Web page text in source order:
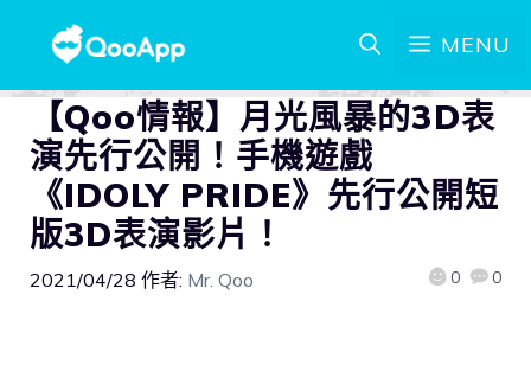
MENU
【Qoo情報】月光風暴的3D表
演先行公開！手機遊戲
《IDOLY PRIDE》先行公開短
版3D表演影片！
2021/04/28 作者: Mr. Qoo 0 0